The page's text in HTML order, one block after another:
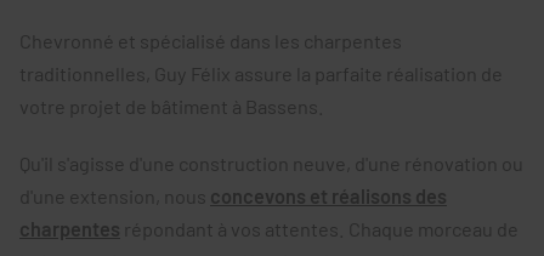
Chevronné et spécialisé dans les charpentes
traditionnelles, Guy Félix assure la parfaite réalisation de
votre projet de bâtiment à Bassens.
Qu'il s'agisse d'une construction neuve, d'une rénovation ou
d'une extension, nous concevons et réalisons des
charpentes répondant à vos attentes. Chaque morceau de